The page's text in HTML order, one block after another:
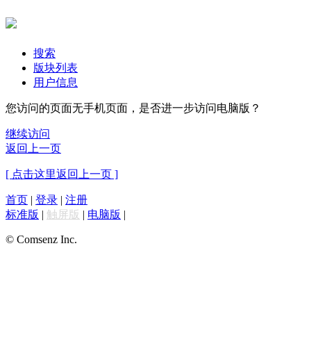
搜索
版块列表
用户信息
您访问的页面无手机页面，是否进一步访问电脑版？
继续访问
返回上一页
[ 点击这里返回上一页 ]
首页 | 登录 | 注册
标准版 | 触屏版 | 电脑版 |
© Comsenz Inc.